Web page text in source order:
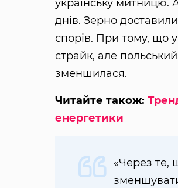
українську митницю.
днів. Зерно
спорів. При тому, що
страйк, але
зменшилася.
Читайте також:
енергетики
«Через те,